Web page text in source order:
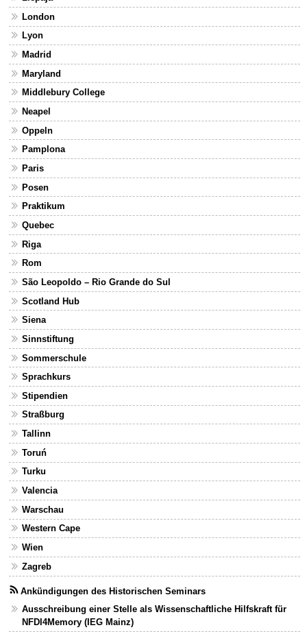
London
Lyon
Madrid
Maryland
Middlebury College
Neapel
Oppeln
Pamplona
Paris
Posen
Praktikum
Quebec
Riga
Rom
São Leopoldo – Rio Grande do Sul
Scotland Hub
Siena
Sinnstiftung
Sommerschule
Sprachkurs
Stipendien
Straßburg
Tallinn
Toruń
Turku
Valencia
Warschau
Western Cape
Wien
Zagreb
Ankündigungen des Historischen Seminars
Ausschreibung einer Stelle als Wissenschaftliche Hilfskraft für
NFDI4Memory (IEG Mainz)